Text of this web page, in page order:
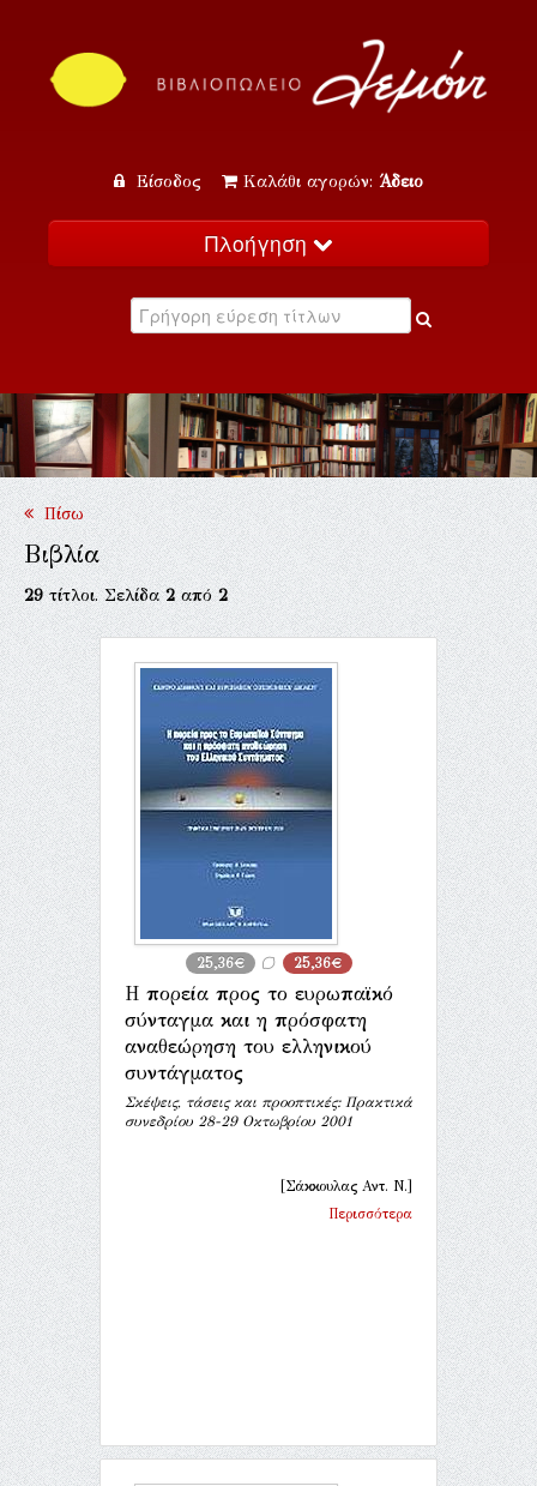
Είσοδος Καλάθι αγορών: Άδειο
Πλοήγηση
Κατάλογος
Εκδηλώσεις
Επικοινωνία
Πίσω
Βιβλία
29τίτλοι. Σελίδα2από2
25,36€ 25,36€
Η πορεία προς το ευρωπαϊκό
σύνταγμα και η πρόσφατη
αναθεώρηση του ελληνικού
συντάγματος
Σκέψεις, τάσεις και προοπτικές: Πρακτικά
συνεδρίου 28-29 Οκτωβρίου 2001
[Σάκκουλας Αντ. Ν.]
Περισσότερα